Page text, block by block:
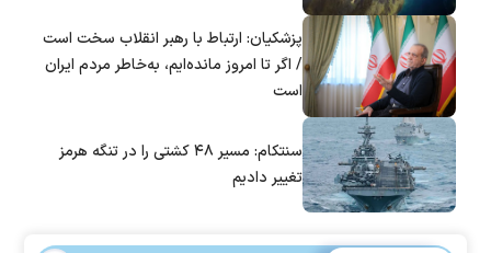
پزشکیان: ارتباط با رهبر انقلاب سخت است
/ اگر تا امروز مانده‌ایم، به‌خاطر مردم ایران
است
سنتکام: مسیر ۴۸ کشتی را در تنگه هرمز
تغییر دادیم